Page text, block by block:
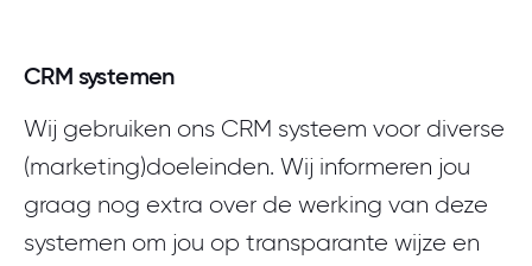
CRM systemen
Wij gebruiken ons CRM systeem voor diverse
(marketing)doeleinden. Wij informeren jou
graag nog extra over de werking van deze
systemen om jou op transparante wijze en